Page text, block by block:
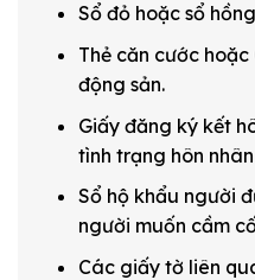
Sổ đỏ hoặc sổ
Thẻ căn cước
động sản.
Giấy đăng ký kết
tình trạng hôn
Sổ hộ khẩu người
người muốn cầm
Các giấy tờ liên